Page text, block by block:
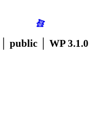
public WP 3.1.0